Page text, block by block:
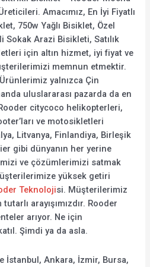
Amacımız, En İyi Fiyatlı
750w Yağlı Bisiklet, Özel
Arazi Bisikleti, Satılık
için altın hizmet, iyi fiyat ve
memnun etmektir.
yalnızca Çin
uluslararası pazarda da en
citycoco helikopterleri,
ve motosikletleri
Litvanya, Finlandiya, Birleşik
gibi dünyanın her yerine
ve çözümlerimizi satmak
yüksek getiri
Teknolojisi. Müşterilerimiz
arayışımızdır. Rooder
arıyor. Ne için
Şimdi ya da asla.
İstanbul, Ankara, İzmir, Bursa,